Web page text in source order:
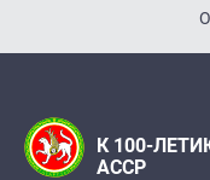
К 100-
АССР